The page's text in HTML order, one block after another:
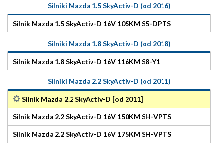
Silniki Mazda 1.5 SkyActiv-D (od 2016)
Silnik Mazda 1.5 SkyActiv-D 16V 105KM S5-DPTS
Silniki Mazda 1.8 SkyActiv-D (od 2018)
Silnik Mazda 1.8 SkyActiv-D 16V 116KM S8-Y1
Silniki Mazda 2.2 SkyActiv-D (od 2011)
Silnik Mazda 2.2 SkyActiv-D [od 2011]
Silnik Mazda 2.2 SkyActiv-D 16V 150KM SH-VPTS
Silnik Mazda 2.2 SkyActiv-D 16V 175KM SH-VPTS